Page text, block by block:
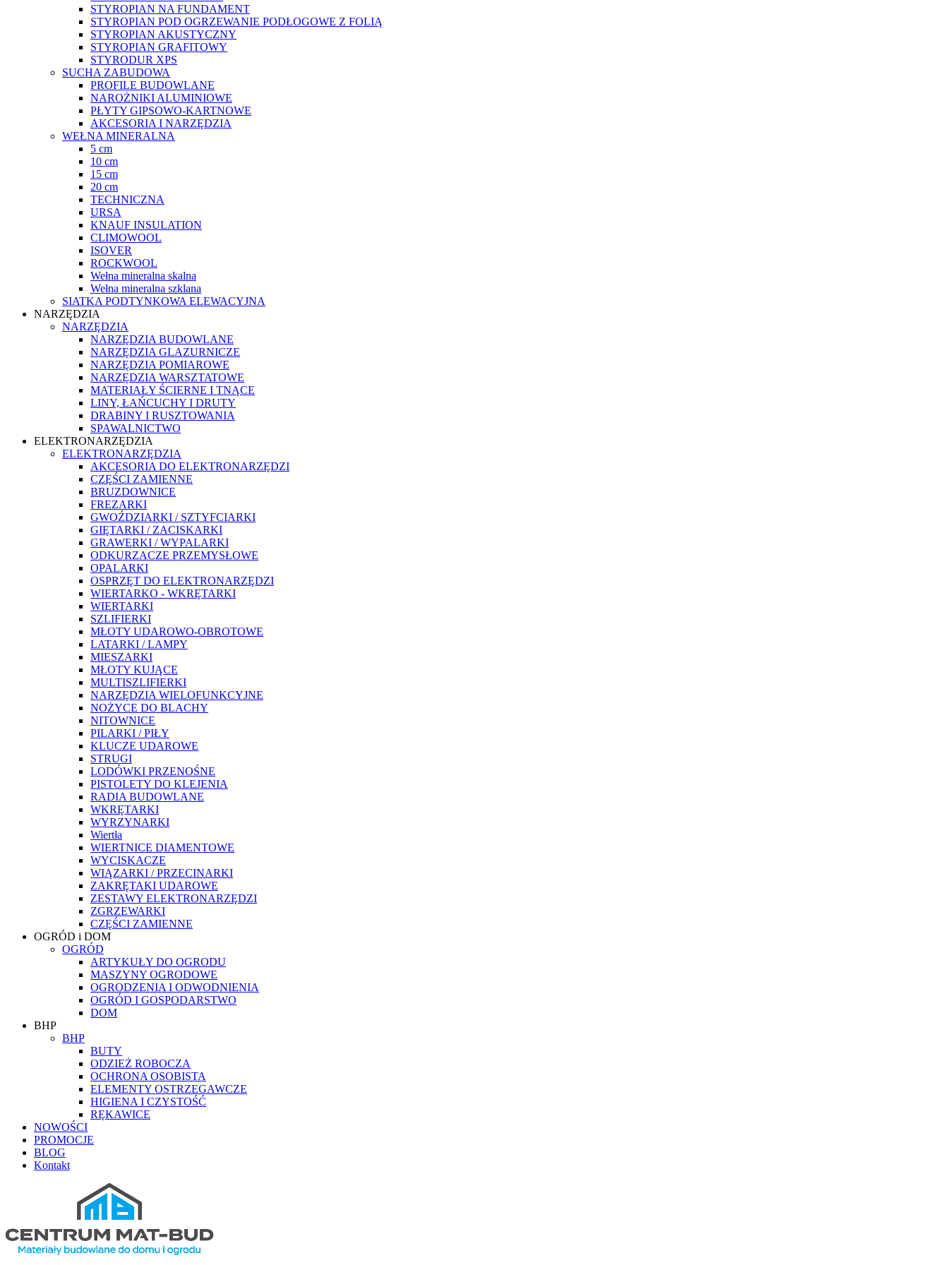
STYROPIAN NA FUNDAMENT
STYROPIAN POD OGRZEWANIE PODŁOGOWE Z FOLIĄ
STYROPIAN AKUSTYCZNY
STYROPIAN GRAFITOWY
STYRODUR XPS
SUCHA ZABUDOWA
PROFILE BUDOWLANE
NAROŻNIKI ALUMINIOWE
PŁYTY GIPSOWO-KARTNOWE
AKCESORIA I NARZĘDZIA
WEŁNA MINERALNA
5 cm
10 cm
15 cm
20 cm
TECHNICZNA
URSA
KNAUF INSULATION
CLIMOWOOL
ISOVER
ROCKWOOL
Wełna mineralna skalna
Wełna mineralna szklana
SIATKA PODTYNKOWA ELEWACYJNA
NARZĘDZIA
NARZĘDZIA
NARZĘDZIA BUDOWLANE
NARZĘDZIA GLAZURNICZE
NARZĘDZIA POMIAROWE
NARZĘDZIA WARSZTATOWE
MATERIAŁY ŚCIERNE I TNĄCE
LINY, ŁAŃCUCHY I DRUTY
DRABINY I RUSZTOWANIA
SPAWALNICTWO
ELEKTRONARZĘDZIA
ELEKTRONARZĘDZIA
AKCESORIA DO ELEKTRONARZĘDZI
CZĘŚCI ZAMIENNE
BRUZDOWNICE
FREZARKI
GWOŹDZIARKI / SZTYFCIARKI
GIĘTARKI / ZACISKARKI
GRAWERKI / WYPALARKI
ODKURZACZE PRZEMYSŁOWE
OPALARKI
OSPRZĘT DO ELEKTRONARZĘDZI
WIERTARKO - WKRĘTARKI
WIERTARKI
SZLIFIERKI
MŁOTY UDAROWO-OBROTOWE
LATARKI / LAMPY
MIESZARKI
MŁOTY KUJĄCE
MULTISZLIFIERKI
NARZĘDZIA WIELOFUNKCYJNE
NOŻYCE DO BLACHY
NITOWNICE
PILARKI / PIŁY
KLUCZE UDAROWE
STRUGI
LODÓWKI PRZENOŚNE
PISTOLETY DO KLEJENIA
RADIA BUDOWLANE
WKRĘTARKI
WYRZYNARKI
Wiertła
WIERTNICE DIAMENTOWE
WYCISKACZE
WIĄZARKI / PRZECINARKI
ZAKRĘTAKI UDAROWE
ZESTAWY ELEKTRONARZĘDZI
ZGRZEWARKI
CZĘŚCI ZAMIENNE
OGRÓD i DOM
OGRÓD
ARTYKUŁY DO OGRODU
MASZYNY OGRODOWE
OGRODZENIA I ODWODNIENIA
OGRÓD I GOSPODARSTWO
DOM
BHP
BHP
BUTY
ODZIEŻ ROBOCZA
OCHRONA OSOBISTA
ELEMENTY OSTRZEGAWCZE
HIGIENA I CZYSTOŚĆ
RĘKAWICE
NOWOŚCI
PROMOCJE
BLOG
Kontakt